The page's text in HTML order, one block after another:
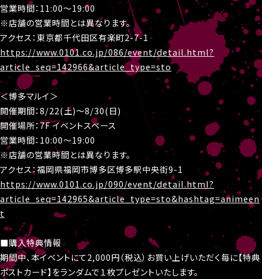
営業時間：11:00～19:00
※店舗の営業時間とは異なります。
アクセス：東京都千代田区有楽町2-7-1
https://www.0101.co.jp/086/event/detail.html?
article_seq=142966&article_type=sto
＜博多マルイ＞
開催期間：8/22(土)～8/30(日)
開催場所：7F イベントスペース
営業時間：10:00～19:00
※店舗の営業時間とは異なります。
アクセス：福岡県福岡市博多区博多駅中央街9-1
https://www.0101.co.jp/090/event/detail.html?
article_seq=142965&article_type=sto&hashtag=animeen
t
■購入特典情報
期間中、本イベントにて2,000円（税込）お買い上げいただく毎に【特典
ポストカード】をランダムで１枚プレゼントいたします。